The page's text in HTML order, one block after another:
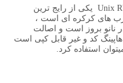
Unix یکی از رایج ترین
های کرکره ای است ،
بروز است و اصالت
کد و غیر قابل کپی است
استفاده کرد.